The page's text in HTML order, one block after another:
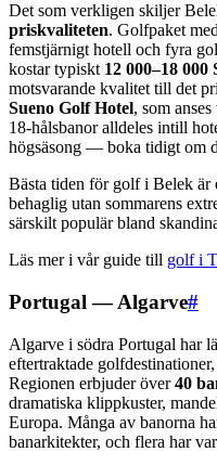
Det som verkligen skiljer
priskvaliteten. Golfpaket
femstjärnigt hotell och fyra
kostar typiskt 12 000–18
motsvarande kvalitet till det
Sueno Golf Hotel, som
18-hålsbanor alldeles intill
högsäsong — boka tidigt om
Bästa tiden för golf i Belek är
behaglig utan sommarens
särskilt populär bland
Läs mer i vår guide till golf i
Portugal — Algarve#
Algarve i södra Portugal har
eftertraktade
Regionen erbjuder över40
dramatiska klippkuster,
Europa. Många av banorna
banarkitekter, och flera har